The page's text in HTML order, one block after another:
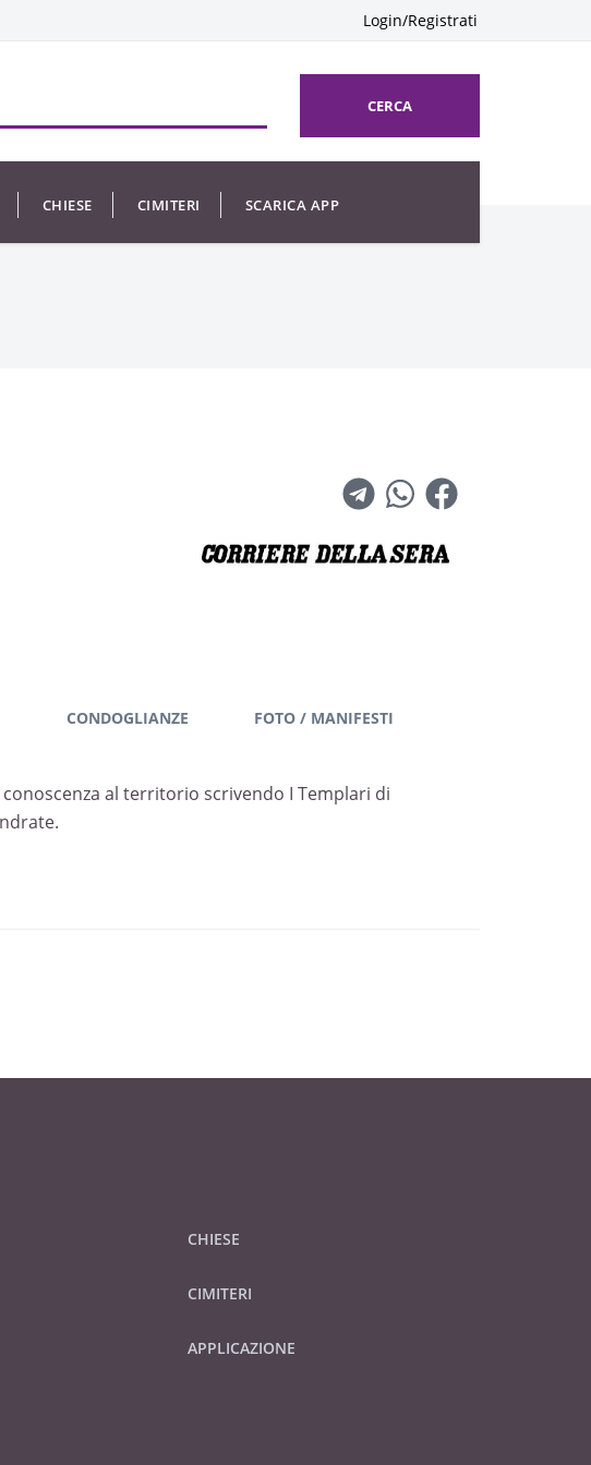
Login/Registrati
CERCA
CHIESE CIMITERI SCARICA APP
CONDOGLIANZE FOTO / MANIFESTI
al territorio scrivendo I Templari di
CHIESE
CIMITERI
APPLICAZIONE